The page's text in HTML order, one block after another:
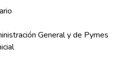
General y de Pymes